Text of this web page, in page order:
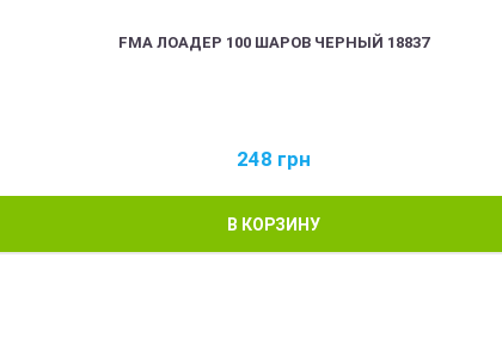
FMA ЛОАДЕР 100 ШАРОВ ЧЕРНЫЙ 18837
248 грн
В КОРЗИНУ